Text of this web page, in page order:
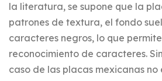
la literatura, se supone que la
patrones de textura, el fondo
caracteres negros, lo que
reconocimiento de caracteres.
caso de las placas mexicanas no